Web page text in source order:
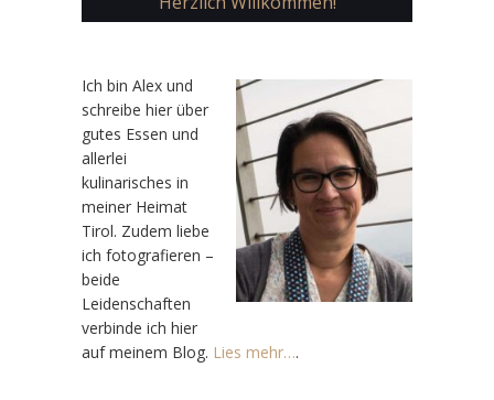
Ich bin Alex und
schreibe hier über
gutes Essen und
allerlei
kulinarisches in
meiner Heimat
Tirol. Zudem liebe
ich fotografieren –
beide
Leidenschaften
verbinde ich hier
auf meinem Blog. Lies mehr….